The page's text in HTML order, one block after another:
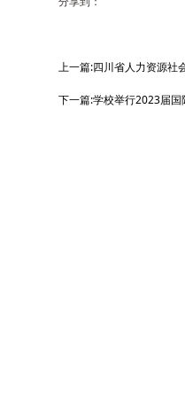
上一篇:四川省人力资源社
下一篇:学校举行2023届